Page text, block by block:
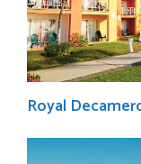
Royal